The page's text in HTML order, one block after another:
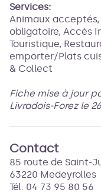
Services:
Animaux
obligatoire, Accès
Touristique,
emporter/Plats
& Collect
Fiche mise à jour
Livradois-Forez le
Contact
85 route de Saint-
63220 Medeyrolles
Tél. 04 73 95 80 56